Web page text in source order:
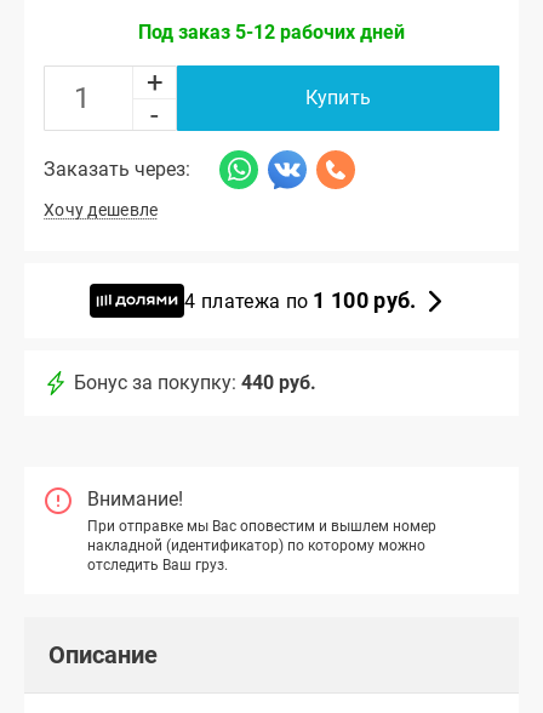
Под заказ 5-12 рабочих дней
+
-
Купить
Заказать через:
Хочу дешевле
4 платежа по 1 100 руб.
Бонус за покупку: 440 руб.
Внимание!
При отправке мы Вас оповестим и вышлем номер
накладной (идентификатор) по которому можно
отследить Ваш груз.
Описание